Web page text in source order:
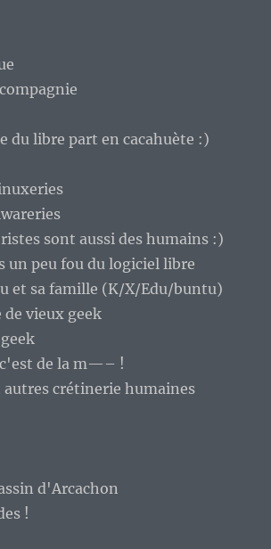
du libre part en cacahuète :)
sont aussi des humains :)
un peu fou du logiciel libre
et sa famille (K/X/Edu/buntu)
vieux geek
c'est de la m—– !
autres crétinerie humaines
d'Arcachon
!